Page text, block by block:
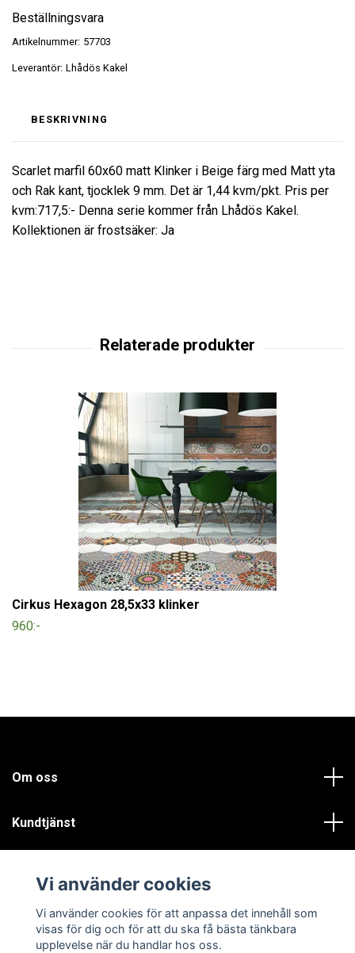
Beställningsvara
Artikelnummer: 57703
Leverantör: Lhådös Kakel
BESKRIVNING
Scarlet marfil 60x60 matt Klinker i Beige färg med Matt yta
och Rak kant, tjocklek 9 mm. Det är 1,44 kvm/pkt. Pris per
kvm:717,5:- Denna serie kommer från Lhådös Kakel.
Kollektionen är frostsäker: Ja
Cirkus Hexagon 28,5x33 klinker
960:-
Om oss
Kundtjänst
Sociala medier
Vi använder cookies
Vi använder cookies för att anpassa det innehåll som
visas för dig och för att du ska få bästa tänkbara
upplevelse när du handlar hos oss.